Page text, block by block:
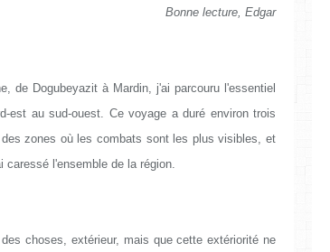
Bonne lecture, Edgar
de Dogubeyazit à Mardin, j'ai parcouru l'essentiel
est au sud-ouest. Ce voyage a duré environ trois
zones où les combats sont les plus visibles, et
l'ensemble de la région.
choses, extérieur, mais que cette extériorité ne